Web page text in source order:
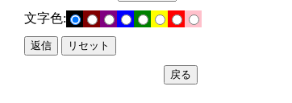
文字色: